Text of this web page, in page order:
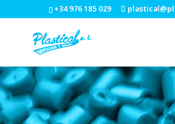
+34 976 185 029